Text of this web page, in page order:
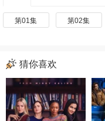
第01集 第02集
猜你喜欢